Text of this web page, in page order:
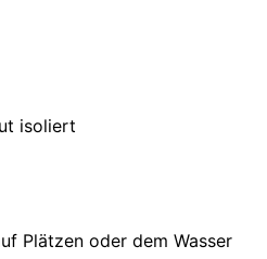
isoliert
Plätzen oder dem Wasser